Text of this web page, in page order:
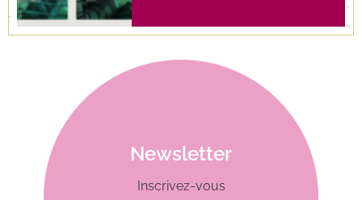
Newsletter
Inscrivez-vous